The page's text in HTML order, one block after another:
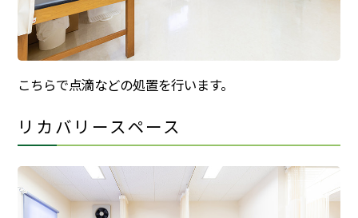
こちらで点滴などの処置を行います。
リカバリースペース